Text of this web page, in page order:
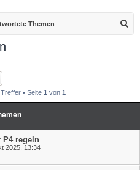
Themen
• Seite 1 von 1
P4 regeln
2025, 13:34